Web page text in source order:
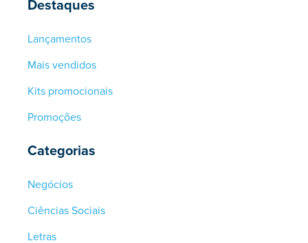
Destaques
Lançamentos
Mais vendidos
Kits promocionais
Promoções
Categorias
Negócios
Ciências Sociais
Letras